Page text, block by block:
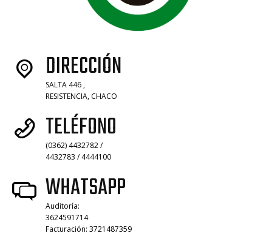
DIRECCIÓN
SALTA 446 ,
RESISTENCIA, CHACO
TELÉFONO
(0362) 4432782 /
4432783 / 4444100
WHATSAPP
Auditoría:
3624591714
Facturación: 3721487359